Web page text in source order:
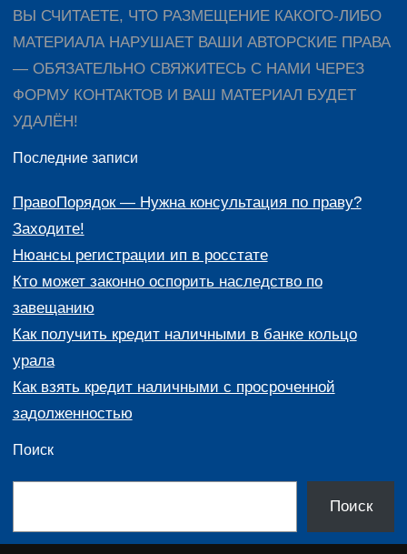
ВЫ СЧИТАЕТЕ, ЧТО РАЗМЕЩЕНИЕ КАКОГО-ЛИБО
МАТЕРИАЛА НАРУШАЕТ ВАШИ АВТОРСКИЕ ПРАВА
— ОБЯЗАТЕЛЬНО СВЯЖИТЕСЬ С НАМИ ЧЕРЕЗ
ФОРМУ КОНТАКТОВ И ВАШ МАТЕРИАЛ БУДЕТ
УДАЛЁН!
Последние записи
ПравоПорядок — Нужна консультация по праву?
Заходите!
Нюансы регистрации ип в росстате
Кто может законно оспорить наследство по
завещанию
Как получить кредит наличными в банке кольцо
урала
Как взять кредит наличными с просроченной
задолженностью
Поиск
и
Поиск